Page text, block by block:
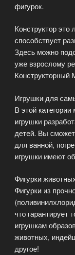
фигурок.
Конструктор это
способствует
Здесь можно
уже взрослому
Конструкторный
Игрушки для
В этой
игрушки
детей. Вы
для ванной,
игрушки имеют
Фигурки
Фигурки из
что гарантирует
игрушкам
животных,
другое!